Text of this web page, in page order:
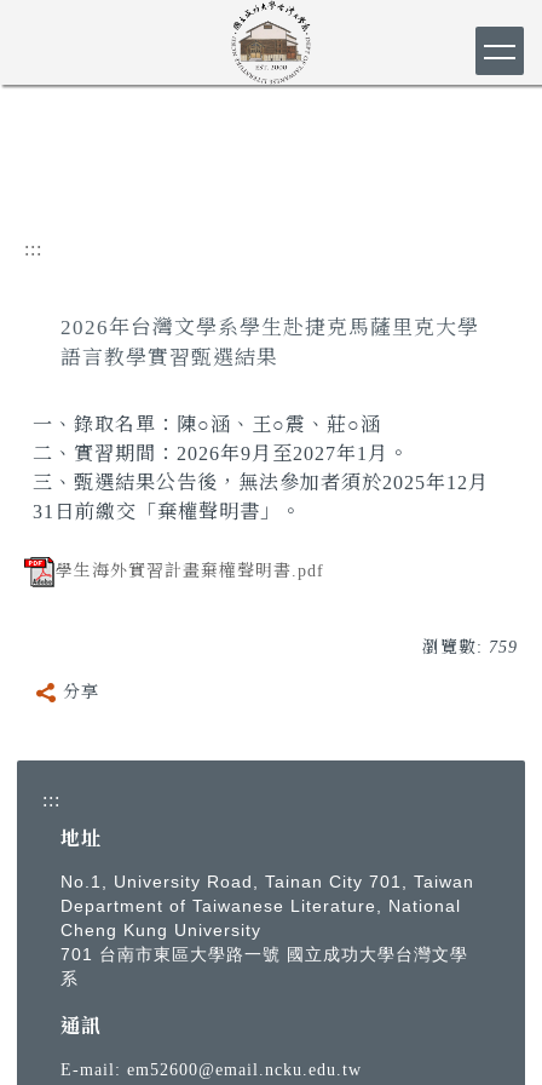
要
:::
2026年台灣文學系學生赴捷克馬薩里克大學
語言教學實習甄選結果
一、錄取名單：陳○涵、王○震、莊○涵
二、實習期間：2026年9月至2027年1月。
三、甄選結果公告後，無法參加者須於2025年12月
31日前繳交「棄權聲明書」。
學生海外實習計畫棄權聲明書.pdf
瀏覽數: 759
分享
:::
地址
No.1, University Road, Tainan City 701, Taiwan
Department of Taiwanese Literature, National
Cheng Kung University
701 台南市東區大學路一號 國立成功大學台灣文學
系
通訊
E-mail: em52600@email.ncku.edu.tw